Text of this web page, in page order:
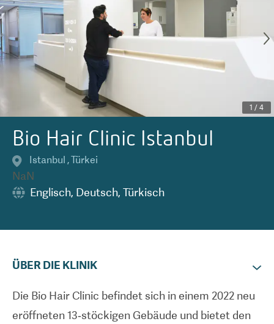
1 / 4
Bio Hair Clinic Istanbul
Istanbul ,Türkei
NaN
Englisch, Deutsch, Türkisch
ÜBER DIE KLINIK
Die Bio Hair Clinic befindet sich in einem 2022 neu
eröffneten 13‑stöckigen Gebäude und bietet den